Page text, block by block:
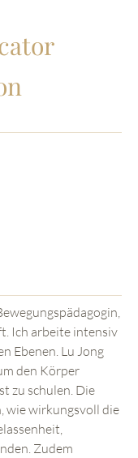
Ich arbeite intensiv
Ebenen. Lu Jong
den Körper
zu schulen. Die
wie wirkungsvoll die
Zudem